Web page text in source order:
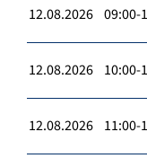
12.08.2026 09:00-
12.08.2026 10:00-
12.08.2026 11:00-